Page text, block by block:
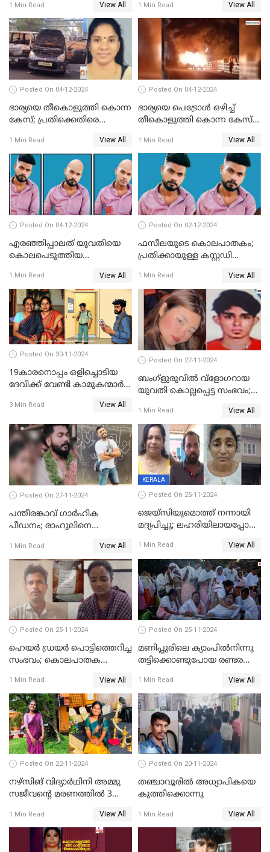
1 Min Read View All 1 Min Read View All
Posted On 04-12-2024
ഭാര്യയെ തീകൊളുത്തി കൊന്ന
കേസ്; പ്രതിക്കെതിരെ
വധശ്രമ കുറ്റവും ചുമത്തി
1 Min Read View All
Posted On 04-12-2024
ഭാര്യയെ പെട്രോള്‍ ഒഴിച്ച്
തീകൊളുത്തി കൊന്ന കേസ്‌;
രേഖപ്പെടുത്തി
1 Min Read View All
Posted On 04-12-2024
എരഞ്ഞിപ്പാലത് യുവതിയെ
കൊലപെടുത്തിയ
കസ്റ്റഡി അപേക്ഷ ഇന്ന്
1 Min Read View All
Posted On 02-12-2024
ഫസീലയുടെ കൊലപാതകം;
പ്രതിക്കായുള്ള കസ്റ്റഡി
1 Min Read View All
Posted On 30-11-2024
19കാരനൊപ്പം ഒളിച്ചൊടിയ
ദേവിക്ക് വേണ്ടി കാമുകന്മാർ
സംഭവിച്ചത്
3 Min Read View All
Posted On 27-11-2024
ബംഗ്‌ളുരുവില്‍ വ്‌ളോഗറായ
യുവതി കൊല്ലപ്പെട്ട സംഭവം;
ഊര്‍ജിതമാക്കി
1 Min Read View All
Posted On 27-11-2024
പന്തീരങ്കാവ് ഗാർഹിക
പീഡനം; രാഹുലിനെ
പൊലീസ് കോടതിയിൽ
അപേക്ഷ നൽകും
1 Min Read View All
KERALA
Posted On 25-11-2024
ജെയ്‌സിയുമൊത്ത് നന്നായി
മദ്യപിച്ചു; ലഹരിയിലായപ്പോൾ
പലവട്ടം അടിച്ചു;
നിലവിളിച്ചപ്പോൾ മുഖത്ത്
തലയിണ വച്ചമർത്തി;
അരുംകൊലയിൽ യുവാവും
യുവതിയും പിടിയിൽ
1 Min Read View All
Posted On 25-11-2024
ഹെയര്‍ ഡ്രയര്‍ പൊട്ടിത്തെറിച്ച
സംഭവം; കൊലപാതക
ചെയ്തു
1 Min Read View All
Posted On 25-11-2024
മണിപ്പുരിലെ ക്യാംപില്‍നിന്നു
തട്ടിക്കൊണ്ടുപോയ രണ്ടര
പീഡനത്തിനിരയായി
1 Min Read View All
Posted On 22-11-2024
നഴ്സിങ് വിദ്യാര്‍ഥിനി അമ്മു
സജീവന്റെ മരണത്തില്‍ 3
രേഖപ്പെടുത്തി
1 Min Read View All
Posted On 20-11-2024
തഞ്ചാവൂരില്‍ അധ്യാപികയെ
കുത്തിക്കൊന്നു
1 Min Read View All